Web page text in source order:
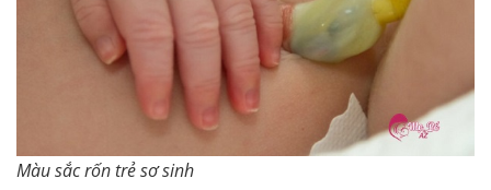
Màu sắc rốn trẻ sơ sinh